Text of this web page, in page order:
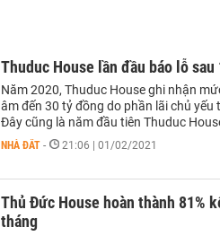
Thuduc House lần đầu báo lỗ sau
Năm 2020, Thuduc House ghi nhận
âm đến 30 tỷ đồng do phần lãi chủ
Đây cũng là năm đầu tiên Thuduc
NHÀ ĐẤT - 21:06 | 01/02/2021
Thủ Đức House hoàn thành 81%
tháng